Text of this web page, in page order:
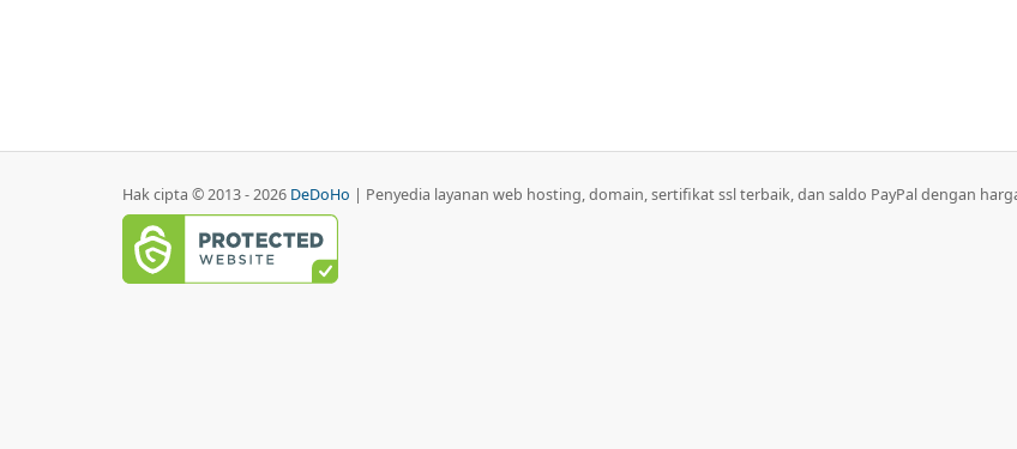
Hak cipta © 2013 - 2026 DeDoHo | Penyedia layanan web hosting, domain, sertifikat ssl terbaik, dan saldo PayPal dengan